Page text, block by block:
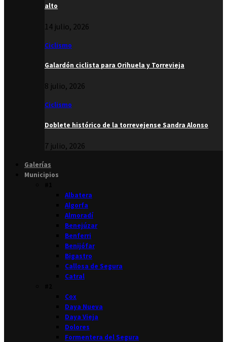
alto
14 julio, 2026
Ciclismo
Galardón ciclista para Orihuela y Torrevieja
8 julio, 2026
Ciclismo
Doblete histórico de la torrevejense Sandra Alonso
7 julio, 2026
Galerías
Municipios
Albatera
Algorfa
Almoradí
Benejúzar
Benferri
Benijófar
Bigastro
Callosa de Segura
Catral
Cox
Daya Nueva
Daya Vieja
Dolores
Formentera del Segura